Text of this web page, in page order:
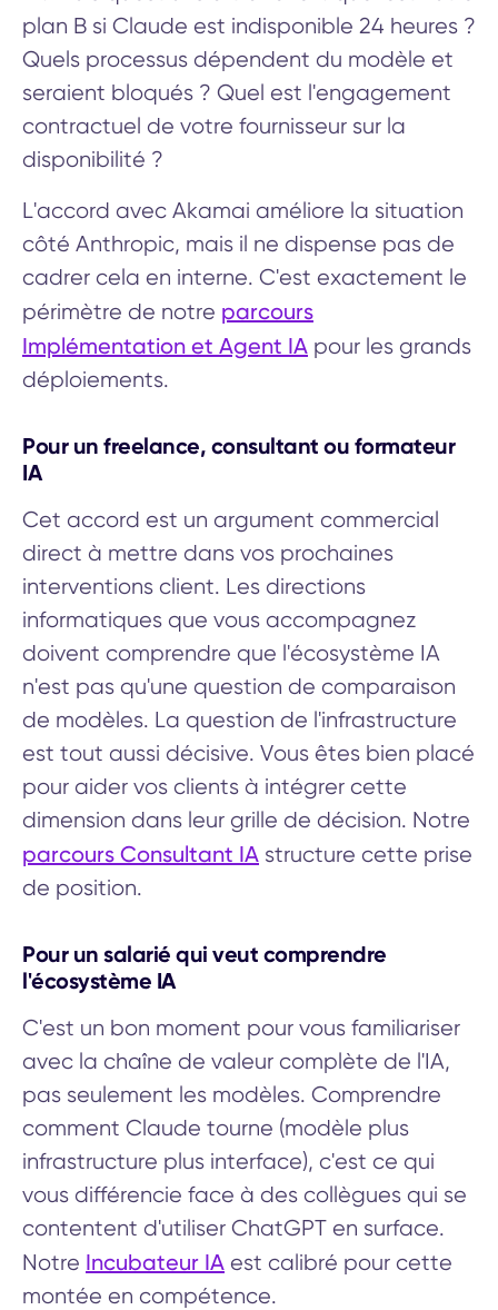
plan B si Claude est indisponible 24 heures ?
Quels processus dépendent du modèle et
seraient bloqués ? Quel est l'engagement
contractuel de votre fournisseur sur la
disponibilité ?
L'accord avec Akamai améliore la situation
côté Anthropic, mais il ne dispense pas de
cadrer cela en interne. C'est exactement le
périmètre de notre parcours
Implémentation et Agent IA pour les grands
déploiements.
Pour un freelance, consultant ou formateur
IA
Cet accord est un argument commercial
direct à mettre dans vos prochaines
interventions client. Les directions
informatiques que vous accompagnez
doivent comprendre que l'écosystème IA
n'est pas qu'une question de comparaison
de modèles. La question de l'infrastructure
est tout aussi décisive. Vous êtes bien placé
pour aider vos clients à intégrer cette
dimension dans leur grille de décision. Notre
parcours Consultant IA structure cette prise
de position.
Pour un salarié qui veut comprendre
l'écosystème IA
C'est un bon moment pour vous familiariser
avec la chaîne de valeur complète de l'IA,
pas seulement les modèles. Comprendre
comment Claude tourne (modèle plus
infrastructure plus interface), c'est ce qui
vous différencie face à des collègues qui se
contentent d'utiliser ChatGPT en surface.
Notre Incubateur IA est calibré pour cette
montée en compétence.